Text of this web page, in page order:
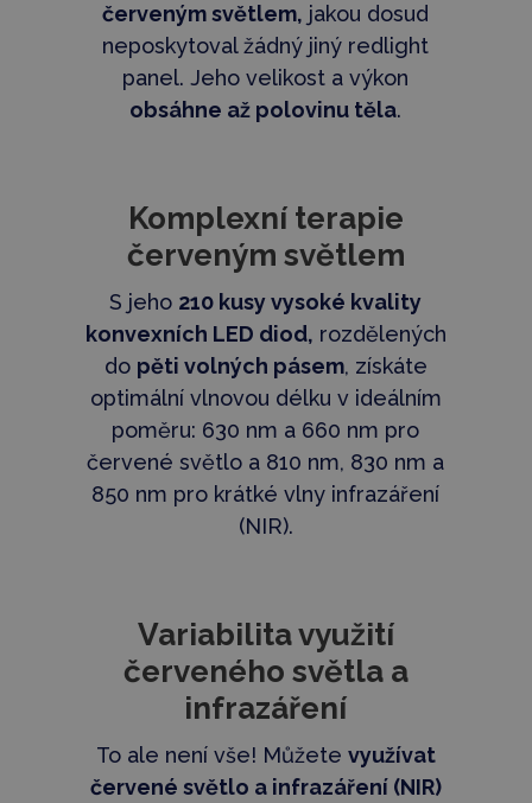
červeným světlem, jakou dosud
neposkytoval žádný jiný redlight
panel. Jeho velikost a výkon
obsáhne až polovinu těla.
Komplexní terapie
červeným světlem
S jeho 210 kusy vysoké kvality
konvexních LED diod, rozdělených
do pěti volných pásem, získáte
optimální vlnovou délku v ideálním
poměru: 630 nm a 660 nm pro
červené světlo a 810 nm, 830 nm a
850 nm pro krátké vlny infrazáření
(NIR).
Variabilita využití
červeného světla a
infrazáření
To ale není vše! Můžete využívat
červené světlo a infrazáření (NIR)